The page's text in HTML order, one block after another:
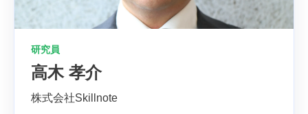
研究員
高木 孝介
株式会社Skillnote